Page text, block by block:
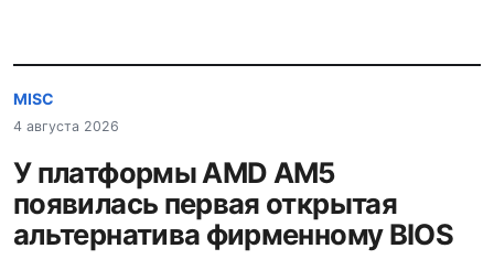
MISC
4 августа 2026
У платформы AMD AM5
появилась первая открытая
альтернатива фирменному BIOS